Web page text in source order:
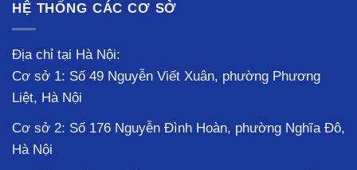
HỆ THỐNG CÁC CƠ SỞ
Địa chỉ tại Hà Nội:
Cơ sở 1: Số 49 Nguyễn Viết Xuân, phường Phương
Liệt, Hà Nội
Cơ sở 2: Số 176 Nguyễn Đình Hoàn, phường Nghĩa Đô,
Hà Nội